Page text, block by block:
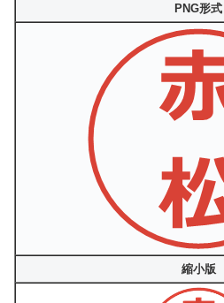
PNG形式
縮小版